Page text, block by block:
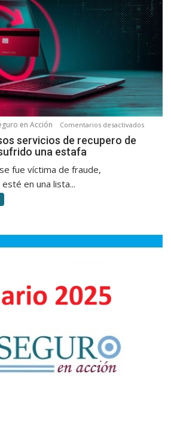
el
día
más
mano
armada
en Acción Comentarios desactivadosen
servicios de recupero de
una estafa
fue víctima de fraude,
en una lista...